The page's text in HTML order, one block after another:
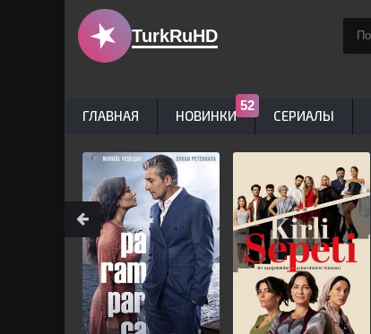
TurkRuHD
ГЛАВНАЯ НОВИНКИ СЕРИАЛЫ